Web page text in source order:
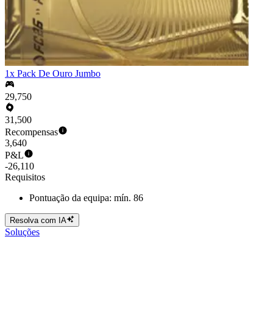
1x Pack De Ouro Jumbo
29,750
31,500
Recompensas
3,640
P&L
-26,110
Requisitos
Pontuação da equipa: mín. 86
Resolva com IA
Soluções